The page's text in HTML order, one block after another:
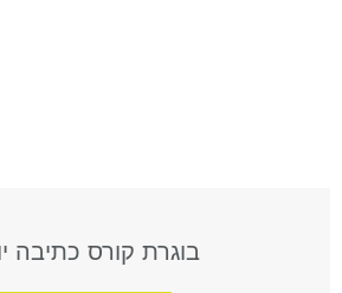
בוגרת קורס כתיבה